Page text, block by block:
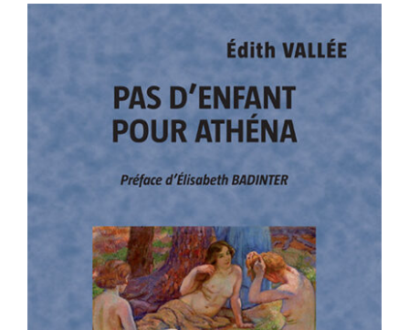
PAS D’ENFANT POUR ATHÉNA